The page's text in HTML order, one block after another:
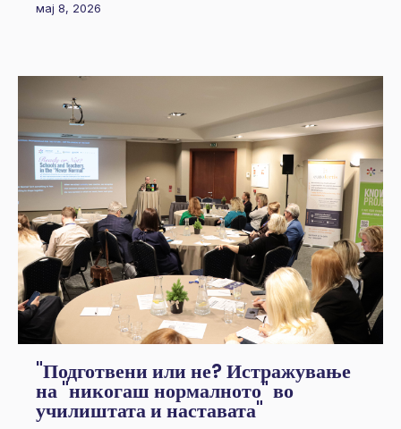
мај 8, 2026
"Подготвени или не? Истражување
на "никогаш нормалното" во
училиштата и наставата"